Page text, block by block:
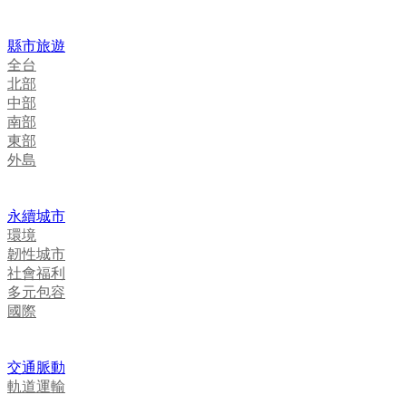
縣市旅遊
全台
北部
中部
南部
東部
外島
永續城市
環境
韌性城市
社會福利
多元包容
國際
交通脈動
軌道運輸